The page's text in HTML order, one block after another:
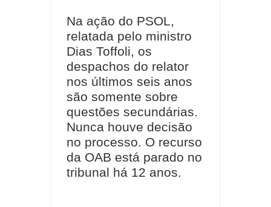
Na ação do PSOL,
relatada pelo ministro
Dias Toffoli, os
despachos do relator
nos últimos seis anos
são somente sobre
questões secundárias.
Nunca houve decisão
no processo. O recurso
da OAB está parado no
tribunal há 12 anos.